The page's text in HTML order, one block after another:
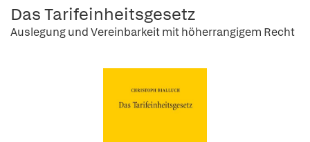
Das Tarifeinheitsgesetz
Auslegung und Vereinbarkeit mit höherrangigem Recht